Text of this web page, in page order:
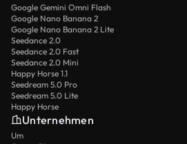
Google Gemini Omni Flash
Google Nano Banana 2
Google Nano Banana 2 Lite
Seedance 2.0
Seedance 2.0 Fast
Seedance 2.0 Mini
Happy Horse 1.1
Seedream 5.0 Pro
Seedream 5.0 Lite
Happy Horse
Unternehmen
Um